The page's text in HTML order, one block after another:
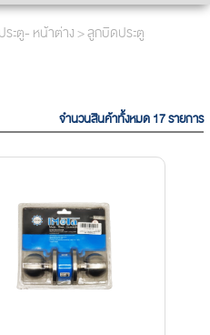
ะตู- หน้าต่าง> ลูกบิดประตู
จำนวนสินค้าทั้งหมด 17 รายการ